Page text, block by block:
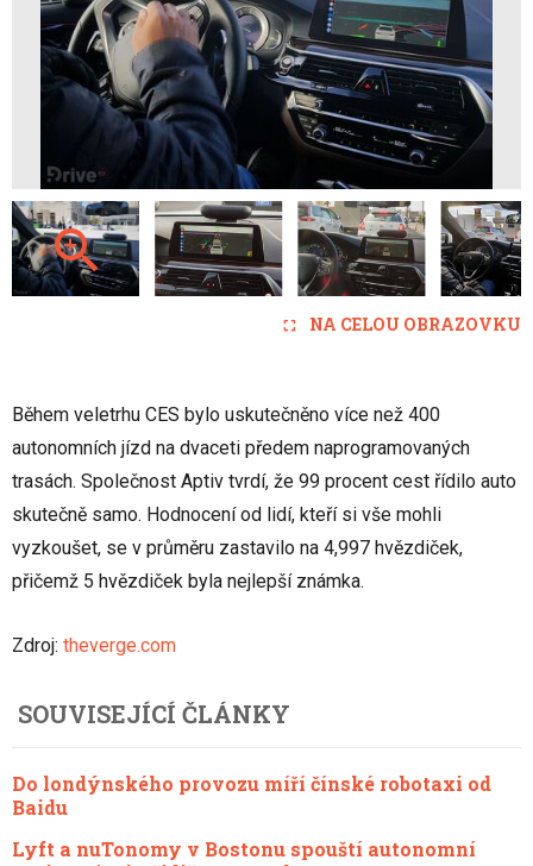
NA CELOU OBRAZOVKU
Během veletrhu CES bylo uskutečněno více než 400
autonomních jízd na dvaceti předem naprogramovaných
trasách. Společnost Aptiv tvrdí, že 99 procent cest řídilo auto
skutečně samo. Hodnocení od lidí, kteří si vše mohli
vyzkoušet, se v průměru zastavilo na 4,997 hvězdiček,
přičemž 5 hvězdiček byla nejlepší známka.
Zdroj: theverge.com
SOUVISEJÍCÍ ČLÁNKY
Do londýnského provozu míří čínské robotaxi od
Baidu
Lyft a nuTonomy v Bostonu spouští autonomní